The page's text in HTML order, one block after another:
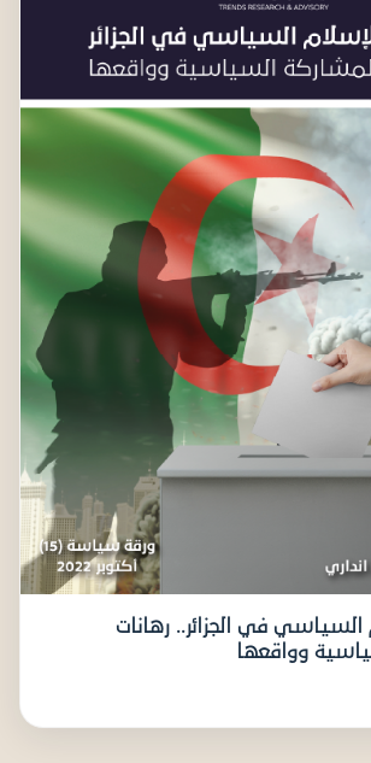
السياسي في الجزائر.. رهانات
وواقعها